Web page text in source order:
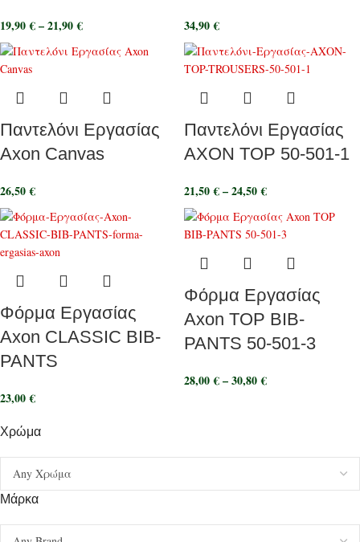
Χρώμα
Μάρκα
19,90€–21,90€ 34,90€
Παντελόνι Εργασίας
Axon Canvas
26,50€
Παντελόνι Εργασίας
ΑΧΟΝ TOP 50-501-1
21,50€–24,50€
Φόρμα Εργασίας
Axon CLASSIC BIB-
PANTS
23,00€
Φόρμα Εργασίας
Axon TOP BIB-
PANTS 50-501-3
28,00€–30,80€